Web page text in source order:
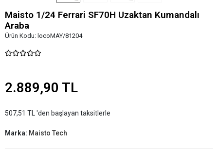
Maisto 1/24 Ferrari SF70H Uzaktan Kumandalı
Araba
Ürün Kodu: locoMAY/81204
2.889,90 TL
507,51 TL 'den başlayan taksitlerle
Marka: Maisto Tech